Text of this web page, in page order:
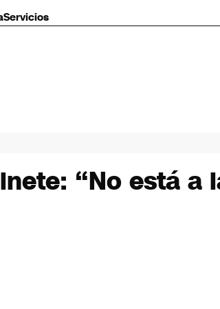
Servicios
“No está a